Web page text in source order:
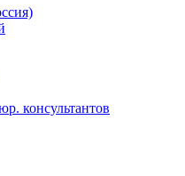
консультантов